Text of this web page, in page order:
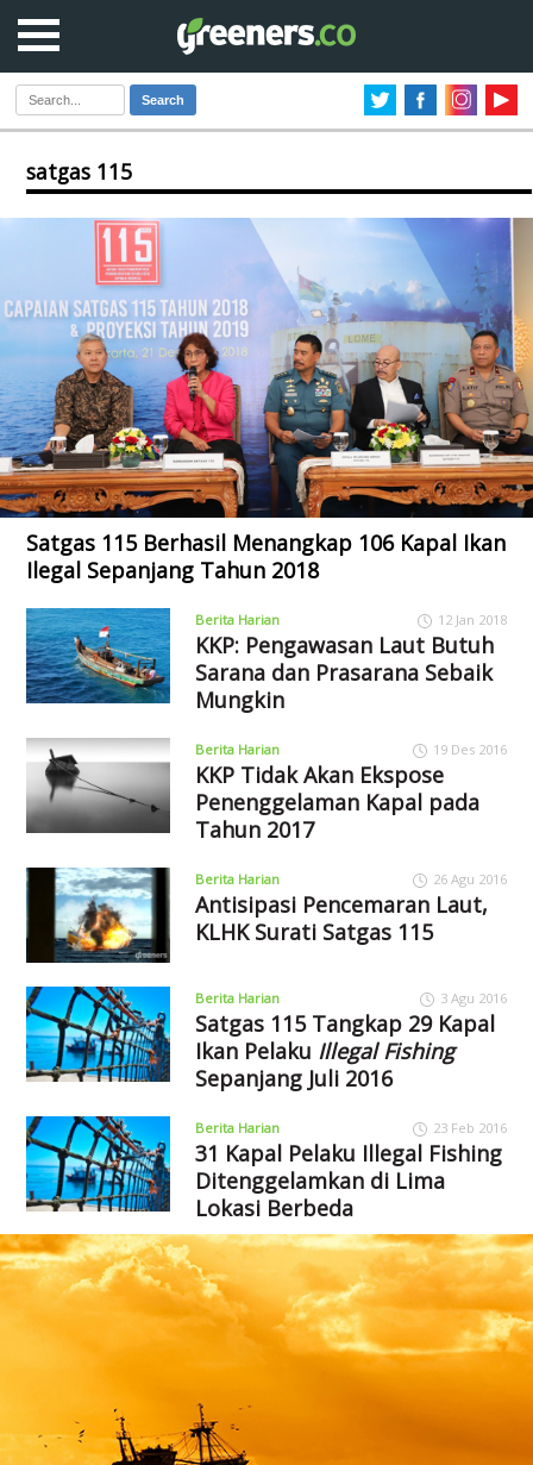
Search
satgas 115
Satgas 115 Berhasil Menangkap 106 Kapal Ikan
Ilegal Sepanjang Tahun 2018
Berita Harian 12 Jan 2018
KKP: Pengawasan Laut Butuh
Sarana dan Prasarana Sebaik
Mungkin
Berita Harian 19 Des 2016
KKP Tidak Akan Ekspose
Penenggelaman Kapal pada
Tahun 2017
Berita Harian 26 Agu 2016
Antisipasi Pencemaran Laut,
KLHK Surati Satgas 115
Berita Harian 3 Agu 2016
Satgas 115 Tangkap 29 Kapal
Ikan Pelaku Illegal Fishing
Sepanjang Juli 2016
Berita Harian 23 Feb 2016
31 Kapal Pelaku Illegal Fishing
Ditenggelamkan di Lima
Lokasi Berbeda